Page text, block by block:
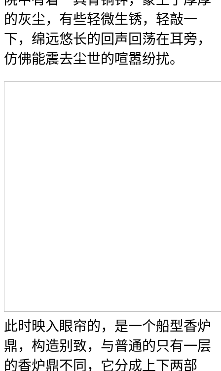
的灰尘，有些轻微生锈，轻敲一
下，绵远悠长的回声回荡在耳旁，
仿佛能震去尘世的喧嚣纷扰。
此时映入眼帘的，是一个船型香炉
鼎，构造别致，与普通的只有一层
的香炉鼎不同，它分成上下两部